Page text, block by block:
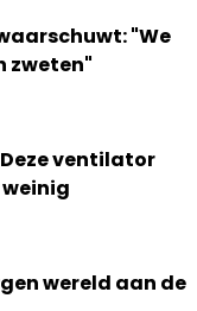
"We
zweten"
ventilator
wereld aan de